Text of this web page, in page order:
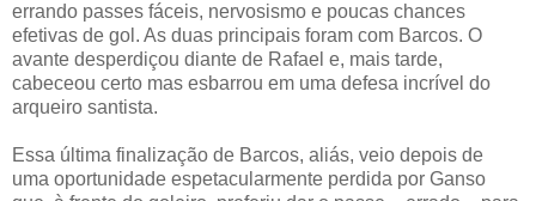
errando passes fáceis, nervosismo e poucas chances
efetivas de gol. As duas principais foram com Barcos. O
avante desperdiçou diante de Rafael e, mais tarde,
cabeceou certo mas esbarrou em uma defesa incrível do
arqueiro santista.
Essa última finalização de Barcos, aliás, veio depois de
uma oportunidade espetacularmente perdida por Ganso